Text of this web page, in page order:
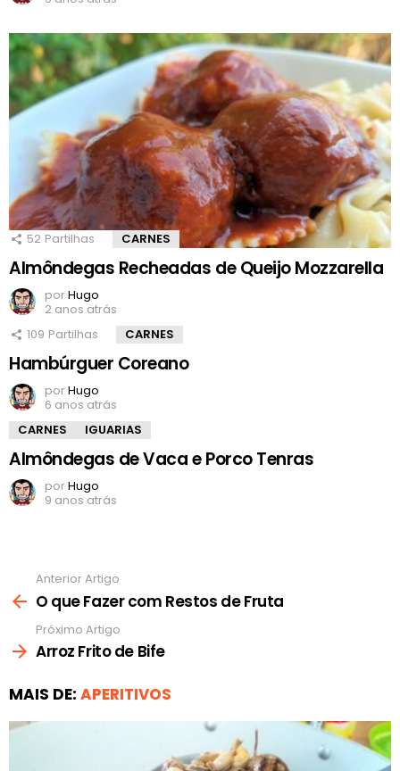
52 Partilhas CARNES
Almôndegas Recheadas de Queijo Mozzarella
porHugo
2 anos atrás
109 Partilhas CARNES
Hambúrguer Coreano
porHugo
6 anos atrás
CARNES
IGUARIAS
Almôndegas de Vaca e Porco Tenras
porHugo
9 anos atrás
mais
Anterior Artigo
O que Fazer com Restos de Fruta
Próximo Artigo
Arroz Frito de Bife
MAIS DE: APERITIVOS